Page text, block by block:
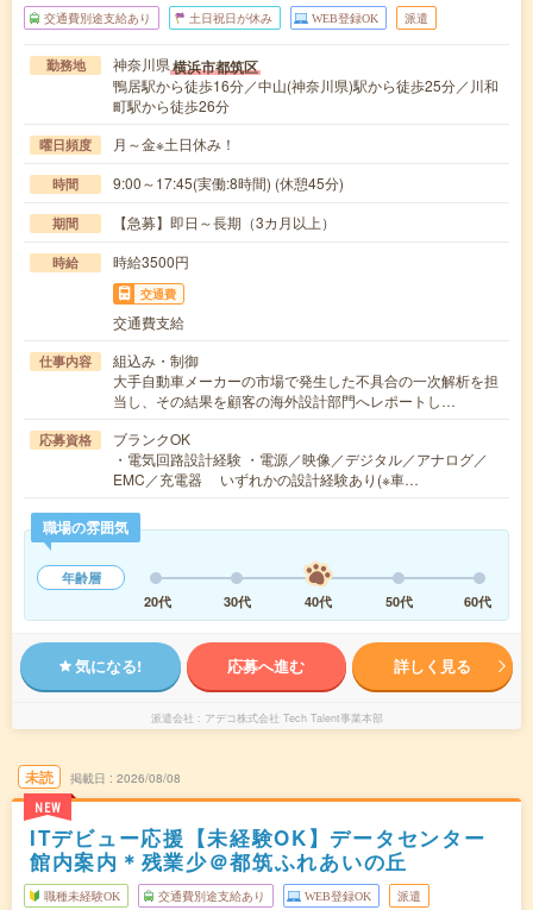
交通費別途支給あり 土日祝日が休み WEB登録OK 派遣
勤務地 神奈川県横浜市都筑区
鴨居駅から徒歩16分／中山(神奈川県)駅から徒歩25分／川和
町駅から徒歩26分
曜日頻度 月～金※土日休み！
時間 9:00～17:45(実働:8時間) (休憩45分)
期間 【急募】即日～長期（3カ月以上）
時給 時給3500円
交通費
交通費支給
仕事内容
組込み・制御
大手自動車メーカーの市場で発生した不具合の一次解析を担
当し、その結果を顧客の海外設計部門へレポートし…
応募資格
ブランクOK
・電気回路設計経験 ・電源／映像／デジタル／アナログ／
EMC／充電器 いずれかの設計経験あり(※車…
職場の雰囲気
年齢層
20代
30代 40代 50代 60代
気になる! 応募へ進む 詳しく見る
派遣会社 アデコ株式会社 Tech Talent事業本部
未読
NEW
掲載日 2026/08/08
ITデビュー応援【未経験OK】データセンター
館内案内＊残業少＠都筑ふれあいの丘
職種未経験OK 交通費別途支給あり WEB登録OK 派遣